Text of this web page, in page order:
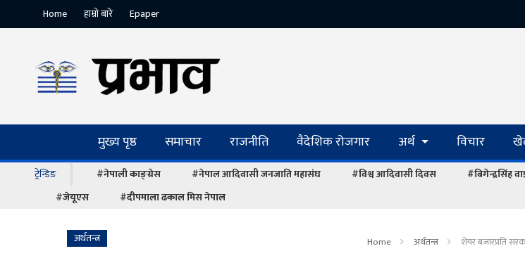
Home हाम्रो बारे Epaper
मुख्य पृष्ठ समाचार राजनीति वैदेशिक रोजगार अर्थ विचार
ट्रेन्डिङ #नेपाली काङ्ग्रेस #नेपाल आदिवासी जनजाति महासंघ #विश्व आदिवासी दिवस #बिगेन्द्रसिंह
#जेयूएस
#दीपमाला ढकाल मिस नेपाल
अर्थतन्त्र Home अर्थतन्त्र शेयर बजारप्रति